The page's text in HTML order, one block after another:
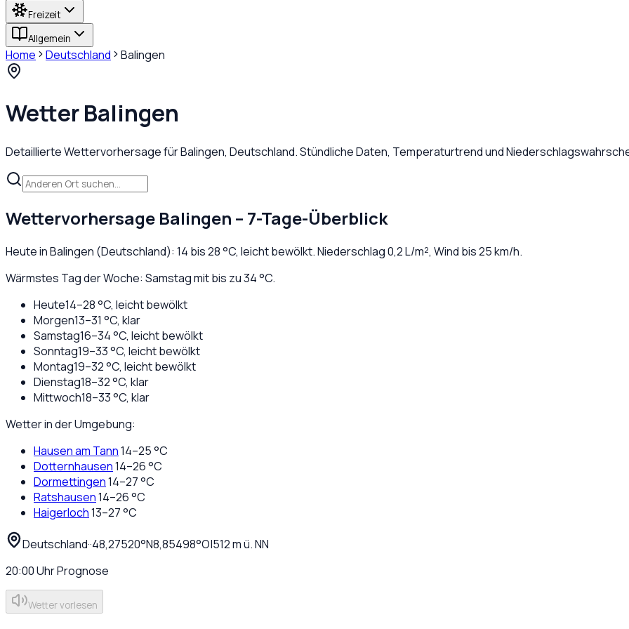
Freizeit
Allgemein
Home Deutschland Balingen
WetterBalingen
Detaillierte Wettervorhersage fürBalingen, Deutschland. Stündliche Daten, Temperaturtrend und
Wettervorhersage Balingen – 7-Tage-Überblick
Heute inBalingen (Deutschland): 14 bis28°C, leicht bewölkt. Niederschlag0,2L/m², Wind bis25km/h.
Wärmstes Tag der Woche: Samstag mit bis zu 34 °C.
Heute14–28°C, leicht bewölkt
Morgen13–31 °C, klar
Samstag16–34°C, leicht bewölkt
Sonntag19–33°C, leicht bewölkt
Montag19–32°C, leicht bewölkt
Dienstag18–32°C, klar
Mittwoch18–33°C, klar
Wetter in der Umgebung:
Hausen am Tann14–25°C
Dotternhausen14–26°C
Dormettingen14–27°C
Ratshausen14–26°C
Haigerloch13–27°C
Deutschland··48,27520°N8,85498°O|512m ü. NN
20:00UhrPrognose
Wetter vorlesen